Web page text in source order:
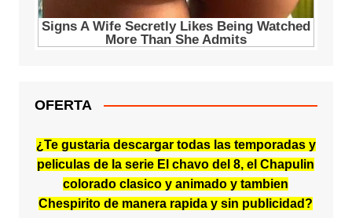
OFERTA
¿Te gustaria descargar todas las temporadas y
peliculas de la serie El chavo del 8, el Chapulin
colorado clasico y animado y tambien
Chespirito de manera rapida y sin publicidad?